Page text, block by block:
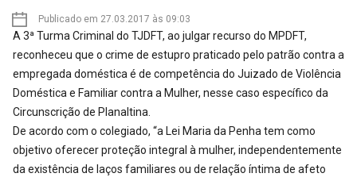
Publicado em 27.03.2017 às 09:03
A 3ª Turma Criminal do TJDFT, ao julgar recurso do MPDFT,
reconheceu que o crime de estupro praticado pelo patrão contra a
empregada doméstica é de competência do Juizado de Violência
Doméstica e Familiar contra a Mulher, nesse caso específico da
Circunscrição de Planaltina.
De acordo com o colegiado, “a Lei Maria da Penha tem como
objetivo oferecer proteção integral à mulher, independentemente
da existência de laços familiares ou de relação íntima de afeto